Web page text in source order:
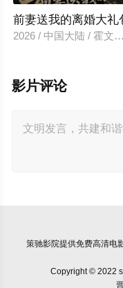
前妻送我的离婚大礼
2026 / 中国大陆 / 霍文
影片评论
策驰影院提供免费高清电
Copyright © 2022